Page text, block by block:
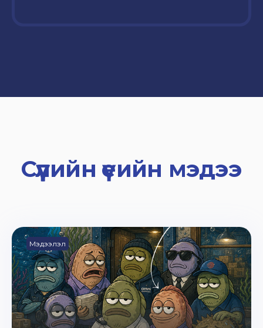
Сүүлийн үеийн мэдээ
Мэдээлэл